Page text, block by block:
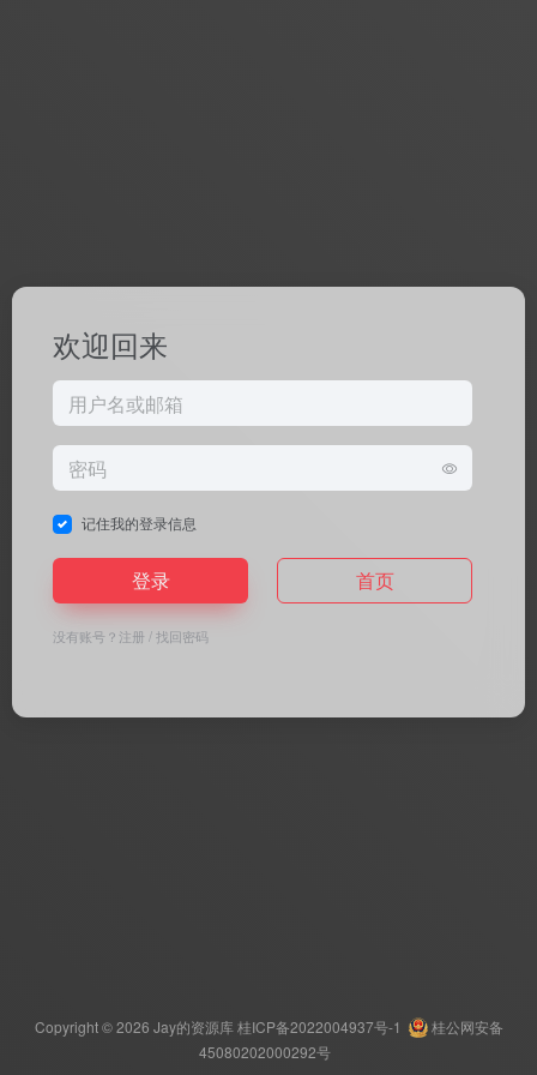
欢迎回来
记住我的登录信息
登录 首页
没有账号？ 注册 /找回密码
Copyright © 2026 Jay的资源库 桂ICP备2022004937号-1
桂公网安备
45080202000292号